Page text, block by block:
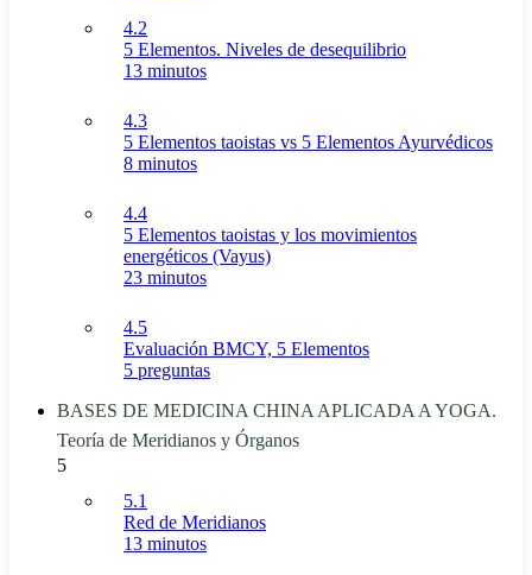
4.2
5 Elementos. Niveles de desequilibrio
13 minutos
4.3
5 Elementos taoistas vs 5 Elementos Ayurvédicos
8 minutos
4.4
5 Elementos taoistas y los movimientos
energéticos (Vayus)
23 minutos
4.5
Evaluación BMCY, 5 Elementos
5 preguntas
BASES DE MEDICINA CHINA APLICADA A YOGA.
Teoría de Meridianos y Órganos
5
5.1
Red de Meridianos
13 minutos